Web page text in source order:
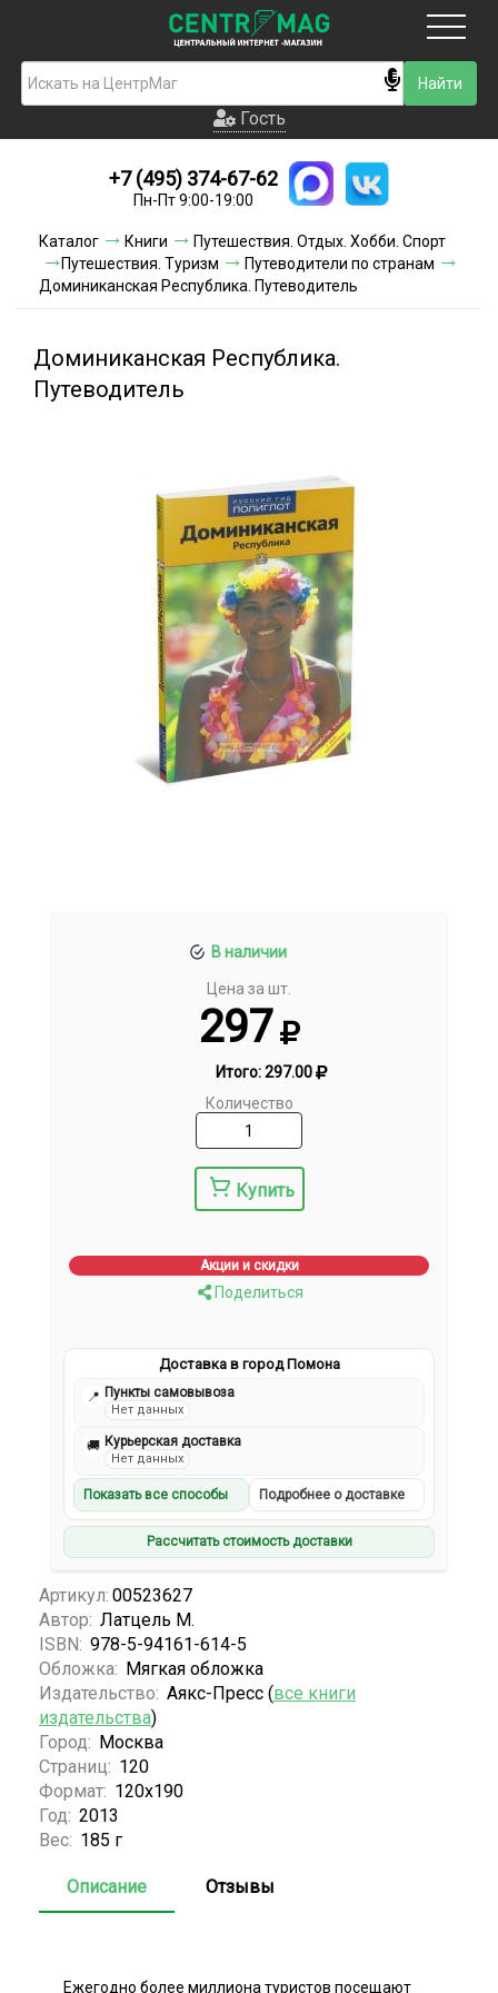
Гость
Новинки
Условия доставки
Условия оплаты
Гость
+7 (495) 374-67-62
Пн-Пт 9:00-19:00
Каталог Книги
Путешествия. Отдых. Хобби. Спорт
Путешествия. Туризм
Путеводители по странам
Доминиканская Республика. Путеводитель
Доминиканская Республика.
Путеводитель
В наличии
Цена за шт.
297
Итого:297.00
Количество
Купить
Акции и скидки
Поделиться
Доставка в город Помона
📍 Пункты самовывоза
Нет данных
🚚 Курьерская доставка
Нет данных
Показать все способы Подробнее о доставке
Рассчитать стоимость доставки
Артикул: 00523627
Автор: Латцель М.
ISBN: 978-5-94161-614-5
Обложка: Мягкая обложка
Издательство: Аякс-Пресс (все книги
издательства)
Город: Москва
Страниц: 120
Формат: 120x190
Год: 2013
Вес: 185 г
Описание Отзывы
Ежегодно более миллиона туристов посещают